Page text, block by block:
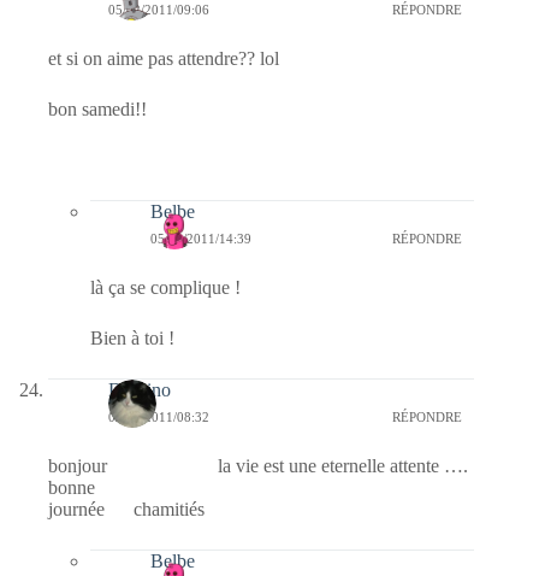
05/02/2011/09:06 RÉPONDRE
et si on aime pas attendre?? lol
bon samedi!!
Belbe
05/02/2011/14:39 RÉPONDRE
là ça se complique !
Bien à toi !
Domino
05/02/2011/08:32 RÉPONDRE
bonjour la vie est une eternelle attente ….
bonne
journée chamitiés
Belbe